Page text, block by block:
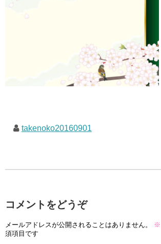
takenoko20160901
コメントをどうぞ
メールアドレスが公開されることはありません。 ※
須項目です